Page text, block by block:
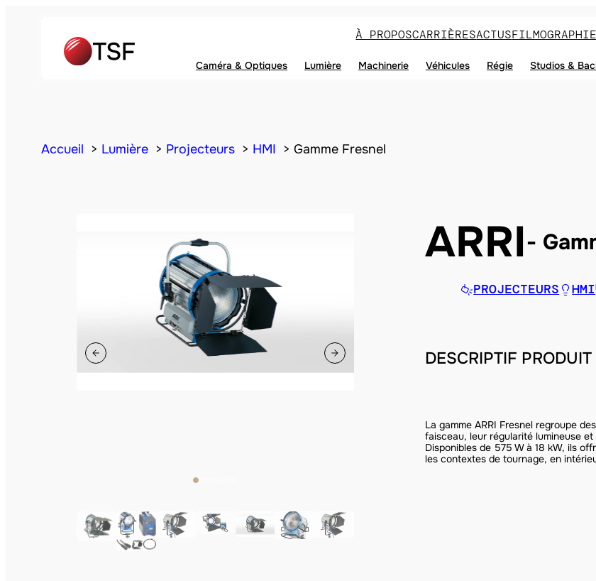
À PROPOSCARRIÈRESACTUS
Caméra & Optiques Lumière Machinerie Véhicules Régie Studios &
Accueil Lumière Projecteurs HMI Gamme Fresnel
ARRI
PROJECTEURS HMI
DESCRIPTIF PRODUIT
La gamme ARRI Fresnel regroupe
faisceau, leur régularité lumineuse
Disponibles de 575 W à 18 kW, ils
les contextes de tournage, en